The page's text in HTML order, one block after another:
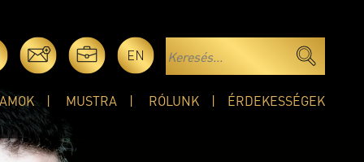
EN
MUSTRA RÓLUNK ÉRDEKESSÉGEK